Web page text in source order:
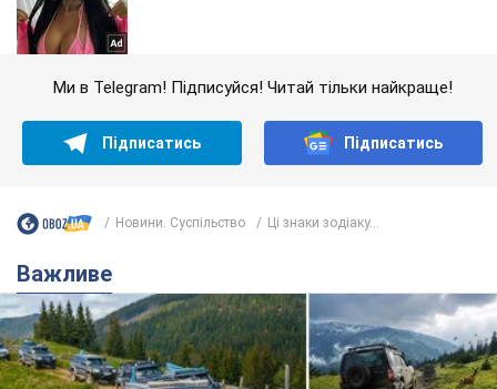
Ми в Telegram! Підписуйся! Читай тільки найкраще!
Підписатись Підписатись
Новини. Суспільство Ці знаки зодіаку...
Важливе